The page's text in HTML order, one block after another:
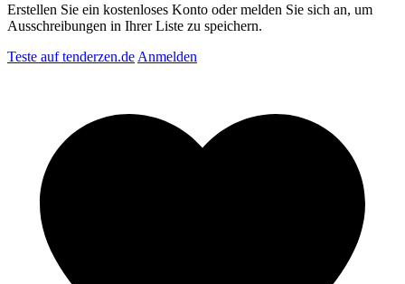
Erstellen Sie ein kostenloses Konto oder melden Sie sich an, um
Ausschreibungen in Ihrer Liste zu speichern.
Teste auf tenderzen.de Anmelden